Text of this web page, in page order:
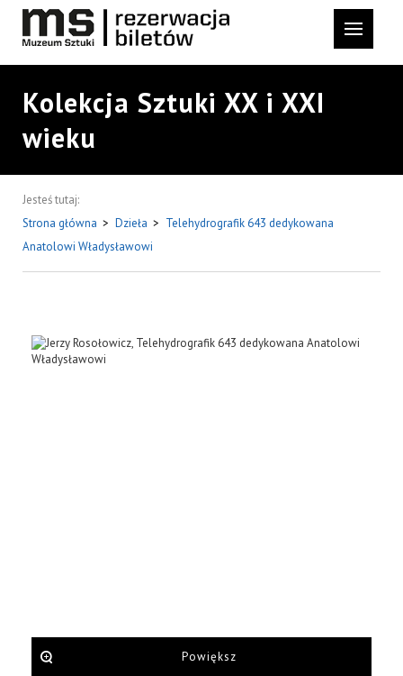
Kolekcja Sztuki XX i XXI
wieku
Jesteś tutaj:
Strona główna > Dzieła > Telehydrografik 643 dedykowana
Anatolowi Władysławowi
Powiększ